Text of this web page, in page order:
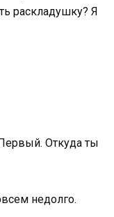
раскладушку? Я
Откуда ты
недолго.